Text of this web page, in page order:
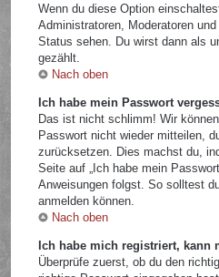
Wenn du diese Option
Administratoren, Moderatoren
Status sehen. Du wirst dann als
gezählt.
Nach oben
Ich habe mein Passwort
Das ist nicht schlimm! Wir
Passwort nicht wieder mitteilen,
zurücksetzen. Dies machst du,
Seite auf „Ich habe mein
Anweisungen folgst. So solltest
anmelden können.
Nach oben
Ich habe mich registriert, kann
Überprüfe zuerst, ob du den